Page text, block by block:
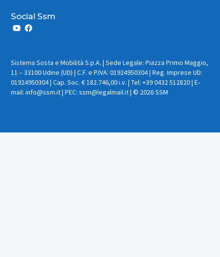
Social Ssm
Sistema Sosta e Mobilità S.p.A. | Sede Legale: Piazza Primo Maggio,
11 – 33100 Udine (UD) | C.F. e P.IVA: 01924950304 | Reg. Imprese UD:
01924950304 | Cap. Soc. € 182.746,00 i.v. | Tel: +39 0432 512820 | E-
mail: info@ssm.it | PEC: ssm@legalmail.it | © 2026 SSM